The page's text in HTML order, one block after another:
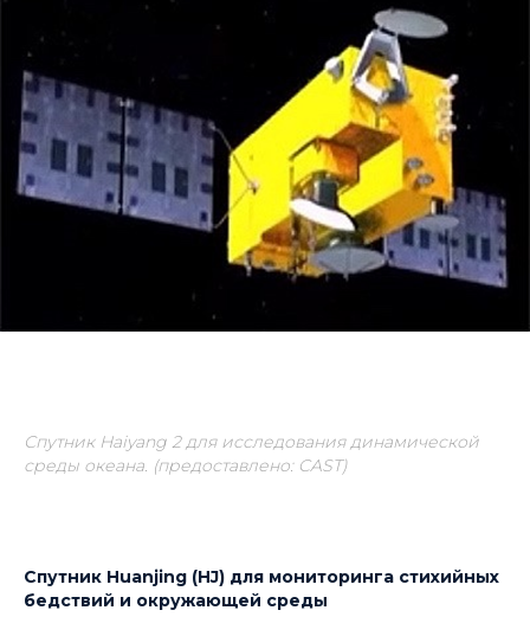
Спутник Haiyang 2 для исследования динамической
среды океана. (предоставлено: CAST)
Спутник Huanjing (HJ) для мониторинга стихийных
бедствий и окружающей среды